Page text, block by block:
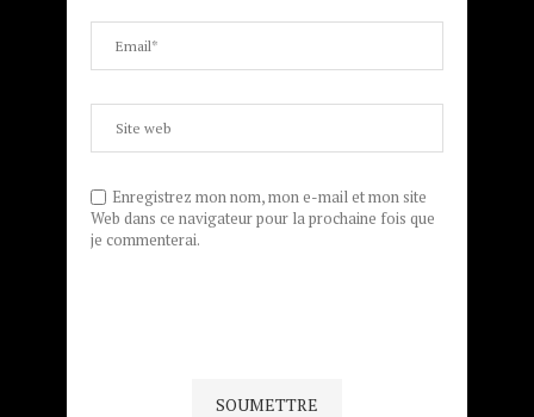
Enregistrez mon nom, mon e-mail et mon site
Web dans ce navigateur pour la prochaine fois que
je commenterai.